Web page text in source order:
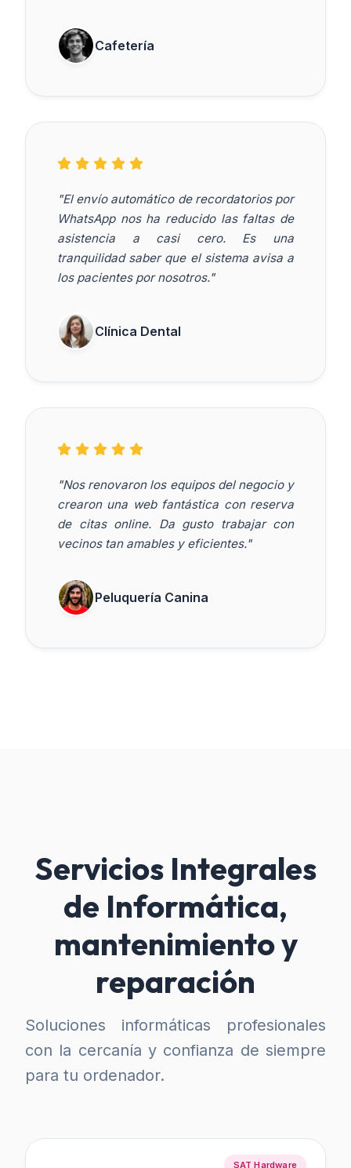
Cafetería
"El envío automático de recordatorios por
WhatsApp nos ha reducido las faltas de
asistencia a casi cero. Es una
tranquilidad saber que el sistema avisa a
los pacientes por nosotros."
Clínica Dental
"Nos renovaron los equipos del negocio y
crearon una web fantástica con reserva
de citas online. Da gusto trabajar con
vecinos tan amables y eficientes."
Peluquería Canina
Servicios Integrales
de Informática,
mantenimiento y
reparación
Soluciones informáticas profesionales
con la cercanía y confianza de siempre
para tu ordenador.
SAT Hardware